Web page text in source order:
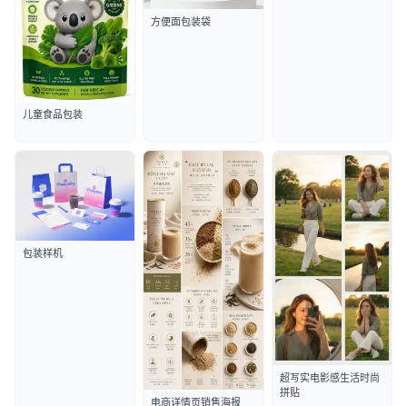
儿童食品包装
方便面包装袋
包装样机
电商详情页销售海报
超写实电影感生活时尚
拼贴